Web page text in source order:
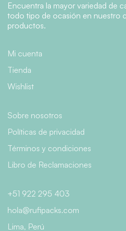
Encuentra la mayor variedad de
todo tipo de ocasión en nuestro
productos.
Mi cuenta
Tienda
Wishlist
Sobre nosotros
Políticas de privacidad
Términos y condiciones
Libro de Reclamaciones
+51 922 295 403
hola@rufipacks.com
Lima, Perú